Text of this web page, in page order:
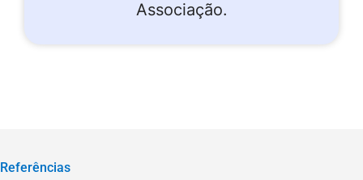
Associação.
Referências